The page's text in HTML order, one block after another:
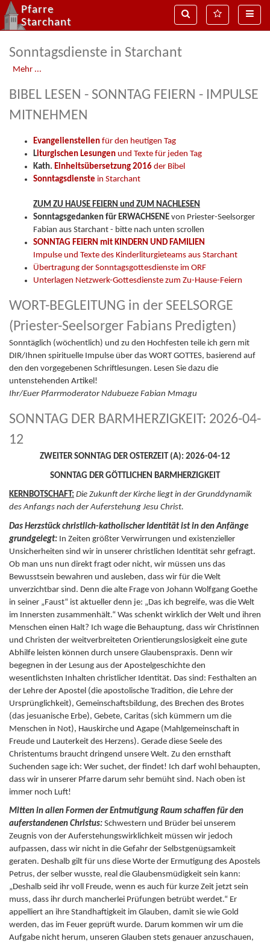
MenÃ¼
Suche
Pfarre
Starchant
Sonntagsdienste in Starchant
Mehr ...
BIBEL LESEN - SONNTAG FEIERN - IMPULSE
MITNEHMEN
Evangelienstellen für den heutigen Tag
Liturgischen Lesungen und Texte für jeden Tag
Kath. Einheitsübersetzung 2016 der Bibel
Sonntagsdienste in Starchant
ZUM ZU HAUSE FEIERN und ZUM NACHLESEN
Sonntagsgedanken für ERWACHSENE von Priester-Seelsorger
Fabian aus Starchant - bitte nach unten scrollen
SONNTAG FEIERN mit KINDERN UND FAMILIEN
Impulse und Texte des Kinderliturgieteams aus Starchant
Übertragung der Sonntagsgottesdienste im ORF
Unterlagen Netzwerk-Gottesdienste zum Zu-Hause-Feiern
WORT-BEGLEITUNG in der SEELSORGE
(Priester-Seelsorger Fabians Predigten)
Sonntäglich (wöchentlich) und zu den Hochfesten teile ich gern mit
DIR/Ihnen spirituelle Impulse über das WORT GOTTES, basierend auf
den den vorgegebenen Schriftlesungen. Lesen Sie dazu die
untenstehenden Artikel!
Ihr/Euer Pfarrmoderator Ndubueze Fabian Mmagu
SONNTAG DER BARMHERZIGKEIT: 2026-04-
12
ZWEITER SONNTAG DER OSTERZEIT (A): 2026-04-12
SONNTAG DER GÖTTLICHEN BARMHERZIGKEIT
KERNBOTSCHAFT: Die Zukunft der Kirche liegt in der Grunddynamik
des Anfangs nach der Auferstehung Jesu Christ.
Das Herzstück christlich-katholischer Identität ist in den Anfänge
grundgelegt: In Zeiten größter Verwirrungen und existenzieller
Unsicherheiten sind wir in unserer christlichen Identität sehr gefragt.
Ob man uns nun direkt fragt oder nicht, wir müssen uns das
Bewusstsein bewahren und ausleben, dass wir für die Welt
unverzichtbar sind. Denn die alte Frage von Johann Wolfgang Goethe
in seiner „Faust“ ist aktueller denn je: „Das ich begreife, was die Welt
im Innersten zusammenhält.“ Was schenkt wirklich der Welt und ihren
Menschen einen Halt? Ich wage die Behauptung, dass wir Christinnen
und Christen der weitverbreiteten Orientierungslosigkeit eine gute
Abhilfe leisten können durch unsere Glaubenspraxis. Denn wir
begegnen in der Lesung aus der Apostelgeschichte den
wesentlichsten Inhalten christlicher Identität. Das sind: Festhalten an
der Lehre der Apostel (die apostolische Tradition, die Lehre der
Ursprünglichkeit), Gemeinschaftsbildung, des Brechen des Brotes
(das jesuanische Erbe), Gebete, Caritas (sich kümmern um die
Menschen in Not), Hauskirche und Agape (Mahlgemeinschaft in
Freude und Lauterkeit des Herzens). Gerade diese Seele des
Christentums braucht dringend unsere Welt. Zu den ernsthaft
Suchenden sage ich: Wer suchet, der findet! Ich darf wohl behaupten,
dass wir in unserer Pfarre darum sehr bemüht sind. Nach oben ist
immer noch Luft!
Mitten in allen Formen der Entmutigung Raum schaffen für den
auferstandenen Christus: Schwestern und Brüder bei unserem
Zeugnis von der Auferstehungswirklichkeit müssen wir jedoch
aufpassen, dass wir nicht in die Gefahr der Selbstgenügsamkeit
geraten. Deshalb gilt für uns diese Worte der Ermutigung des Apostels
Petrus, der selber wusste, real die Glaubensmüdigkeit sein kann:
„Deshalb seid ihr voll Freude, wenn es auch für kurze Zeit jetzt sein
muss, dass ihr durch mancherlei Prüfungen betrübt werdet.“ Er
appelliert an ihre Standhaftigkeit im Glauben, damit sie wie Gold
werden, das im Feuer geprüft wurde. Darum kommen wir um die
Aufgabe nicht herum, unseren Glauben stets genauer anzuschauen,